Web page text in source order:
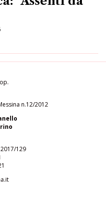
n.12/2012
129